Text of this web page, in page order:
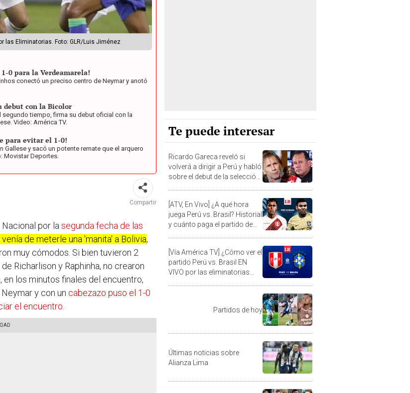
las Eliminatorias. Foto: GLR/Luis Jiménez
0 para la Verdeamarela!
conectó un preciso centro de Neymar y anotó
debut con la Bicolor
tiempo, firma su debut oficial con la
Video: América TV.
para evitar el 1-0!
Gallese y sacó un potente remate que el arquero
Movistar Deportes.
Compartir
por la segunda fecha de las
venía de meterle una 'manita' a Bolivia,
muy cómodos. Si bien tuvieron 2
Richarlison y Raphinha, no crearon
los minutos finales del encuentro,
y con un cabezazo puso el 1-0
el encuentro
Te puede interesar
Ricardo Gareca reveló si
volverá a dirigir a Perú y habló
sobre el debut de la selección
[ATV, En Vivo] ¿A qué hora
juega Perú vs. Brasil? Historial
y cuánto paga el partido de
[Vía América TV] ¿Cómo ver el
partido Perú vs. Brasil EN
VIVO por las eliminatorias
Partidos de hoy
Últimas noticias sobre
Alianza Lima